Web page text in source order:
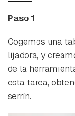
Paso 1
Cogemos una
lijadora, y
de la
esta tarea,
serrín.